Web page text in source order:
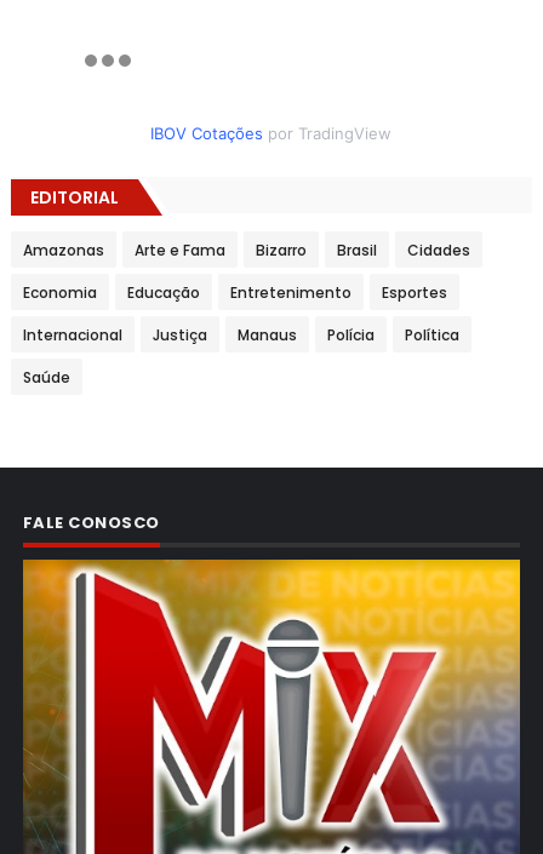
IBOV Cotações por TradingView
EDITORIAL
Amazonas Arte e Fama Bizarro Brasil Cidades
Economia Educação Entretenimento Esportes
Internacional Justiça Manaus Polícia Política
Saúde
FALE CONOSCO